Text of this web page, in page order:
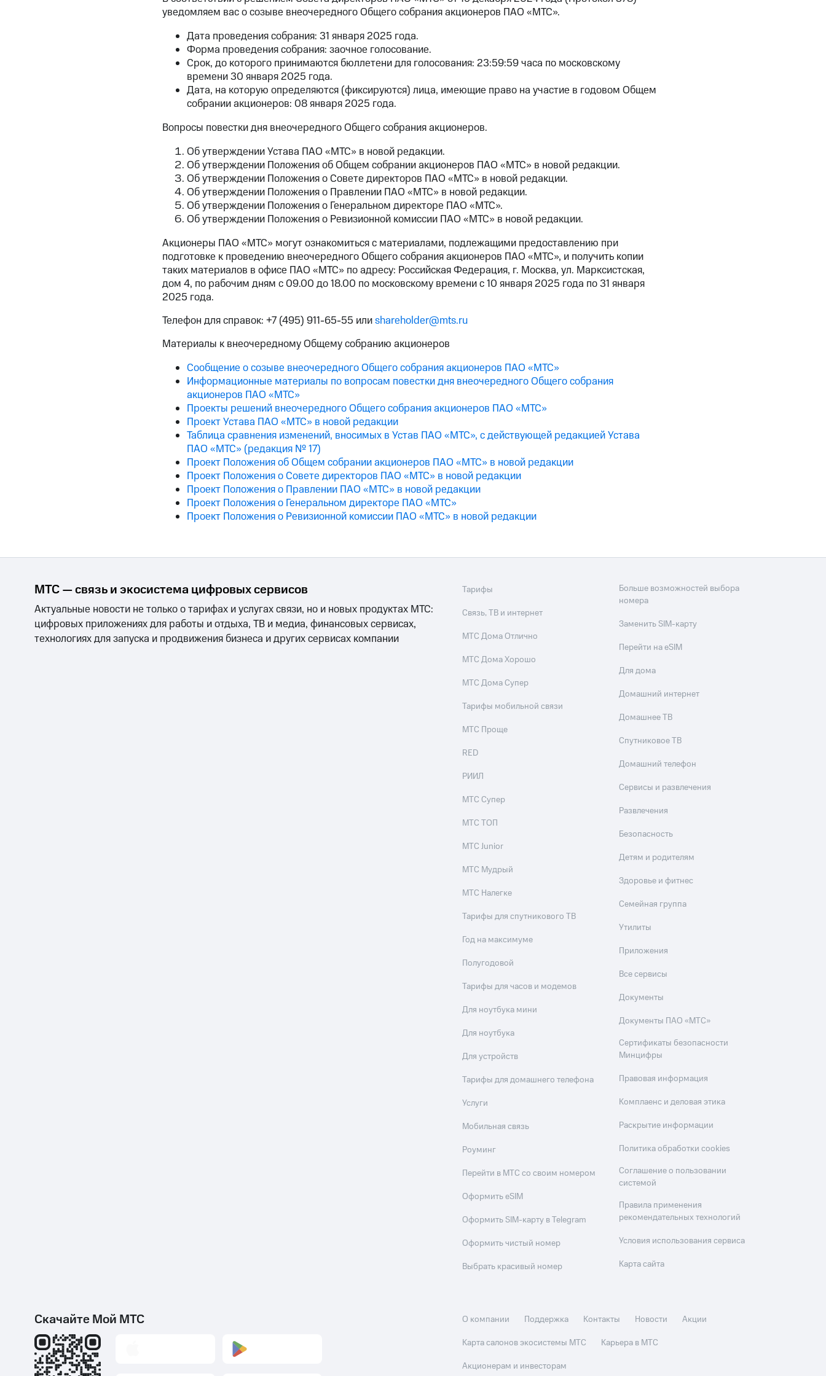
уведомляем вас о созыве внеочередного Общего собрания акционеров ПАО «МТС».
Дата проведения собрания: 31 января 2025 года.
Форма проведения собрания: заочное голосование.
Срок, до которого принимаются бюллетени для голосования: 23:59:59 часа по московскому
времени 30 января 2025 года.
Дата, на которую определяются (фиксируются) лица, имеющие право на участие в годовом Общем
собрании акционеров: 08 января 2025 года.
Вопросы повестки дня внеочередного Общего собрания акционеров.
Об утверждении Устава ПАО «МТС» в новой редакции.
Об утверждении Положения об Общем собрании акционеров ПАО «МТС» в новой редакции.
Об утверждении Положения о Совете директоров ПАО «МТС» в новой редакции.
Об утверждении Положения о Правлении ПАО «МТС» в новой редакции.
Об утверждении Положения о Генеральном директоре ПАО «МТС».
Об утверждении Положения о Ревизионной комиссии ПАО «МТС» в новой редакции.
Акционеры ПАО «МТС» могут ознакомиться с материалами, подлежащими предоставлению при
подготовке к проведению внеочередного Общего собрания акционеров ПАО «МТС», и получить копии
таких материалов в офисе ПАО «МТС» по адресу: Российская Федерация, г. Москва, ул. Марксистская,
дом 4, по рабочим дням с 09.00 до 18.00 по московскому времени с 10 января 2025 года по 31 января
2025 года.
Телефон для справок: +7 (495) 911-65-55 илиshareholder@mts.ru
Материалы к внеочередному Общему собранию акционеров
Сообщение о созыве внеочередного Общего собрания акционеров ПАО «МТС»
Информационные материалы по вопросам повестки дня внеочередного Общего собрания
акционеров ПАО «МТС»
Проекты решений внеочередного Общего собрания акционеров ПАО «МТС»
Проект Устава ПАО «МТС» в новой редакции
Таблица сравнения изменений, вносимых в Устав ПАО «МТС», с действующей редакцией Устава
ПАО «МТС» (редакция № 17)
Проект Положения об Общем собрании акционеров ПАО «МТС» в новой редакции
Проект Положения о Совете директоров ПАО «МТС» в новой редакции
Проект Положения о Правлении ПАО «МТС» в новой редакции
Проект Положения о Генеральном директоре ПАО «МТС»
Проект Положения о Ревизионной комиссии ПАО «МТС» в новой редакции
МТС — связь и экосистема цифровых сервисов
Актуальные новости не только о тарифах и услугах связи, но и новых продуктах МТС:
цифровых приложениях для работы и отдыха, ТВ и медиа, финансовых сервисах,
технологиях для запуска и продвижения бизнеса и других сервисах компании
Тарифы
Связь, ТВ и интернет
МТС Дома Отлично
МТС Дома Хорошо
МТС Дома Супер
Тарифы мобильной связи
МТС Проще
RED
РИИЛ
МТС Супер
МТС ТОП
МТС Junior
МТС Мудрый
МТС Налегке
Тарифы для спутникового ТВ
Год на максимуме
Полугодовой
Тарифы для часов и модемов
Для ноутбука мини
Для ноутбука
Для устройств
Тарифы для домашнего телефона
Услуги
Мобильная связь
Роуминг
Перейти в МТС со своим номером
Оформить eSIM
Оформить SIM-карту в Telegram
Оформить чистый номер
Выбрать красивый номер
Больше возможностей выбора
номера
Заменить SIM-карту
Перейти на eSIM
Для дома
Домашний интернет
Домашнее ТВ
Спутниковое ТВ
Домашний телефон
Сервисы и развлечения
Развлечения
Безопасность
Детям и родителям
Здоровье и фитнес
Семейная группа
Утилиты
Приложения
Все сервисы
Документы
Документы ПАО «МТС»
Сертификаты безопасности
Минцифры
Правовая информация
Комплаенс и деловая этика
Раскрытие информации
Политика обработки cookies
Соглашение о пользовании
системой
Правила применения
рекомендательных технологий
Условия использования сервиса
Карта сайта
Скачайте Мой МТС О компании Поддержка Контакты Новости
Акции
Карта салонов экосистемы МТС
Карьера в МТС
Акционерам и инвесторам